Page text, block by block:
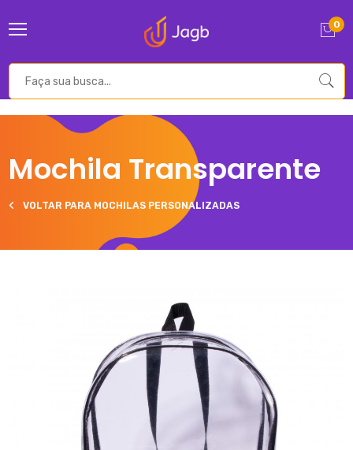
0
Mochila Transparente
VOLTAR PARA MOCHILAS PERSONALIZADAS